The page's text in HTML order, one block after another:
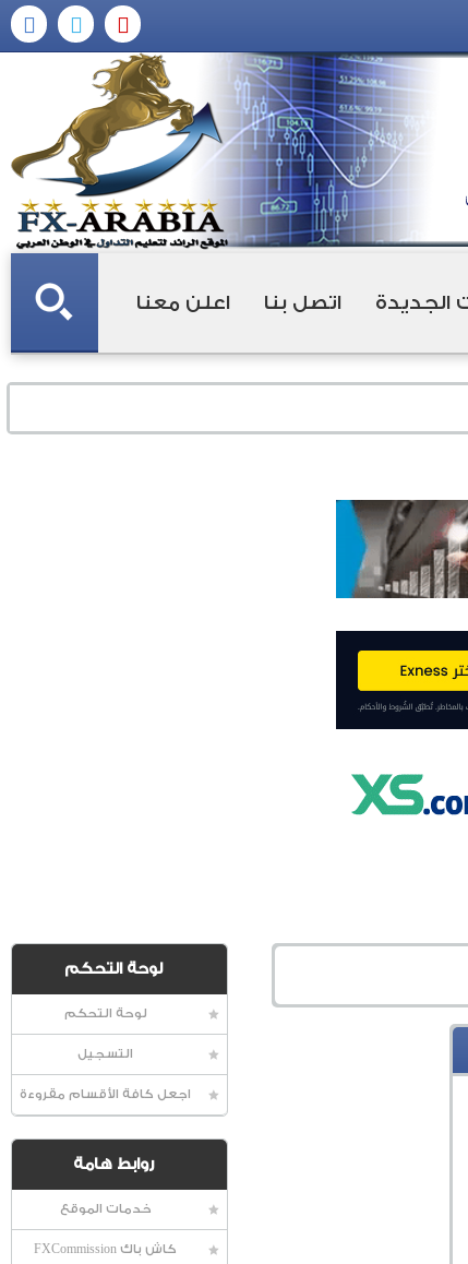
الجديدة اتصل بنا اعلن معنا
لوحة التحكم
لوحة التحكم
التسجيل
اجعل كافة الأقسام مقروءة
روابط هامة
خدمات الموقع
كاش باك FXCommission